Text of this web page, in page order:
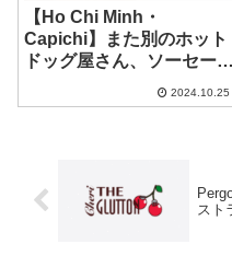
【Ho Chi Minh・
Capichi】また別のホット
ドッグ屋さん、ソーセージ
Bread
2024.10.25
スト